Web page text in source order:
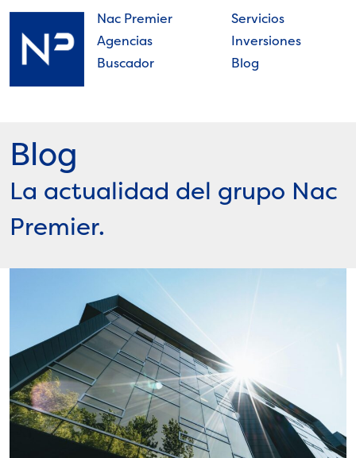
Skip
content
Nac Premier
Agencias
Buscador
Servicios
Inversiones
Blog
Blog
La actualidad del grupo Nac
Premier.